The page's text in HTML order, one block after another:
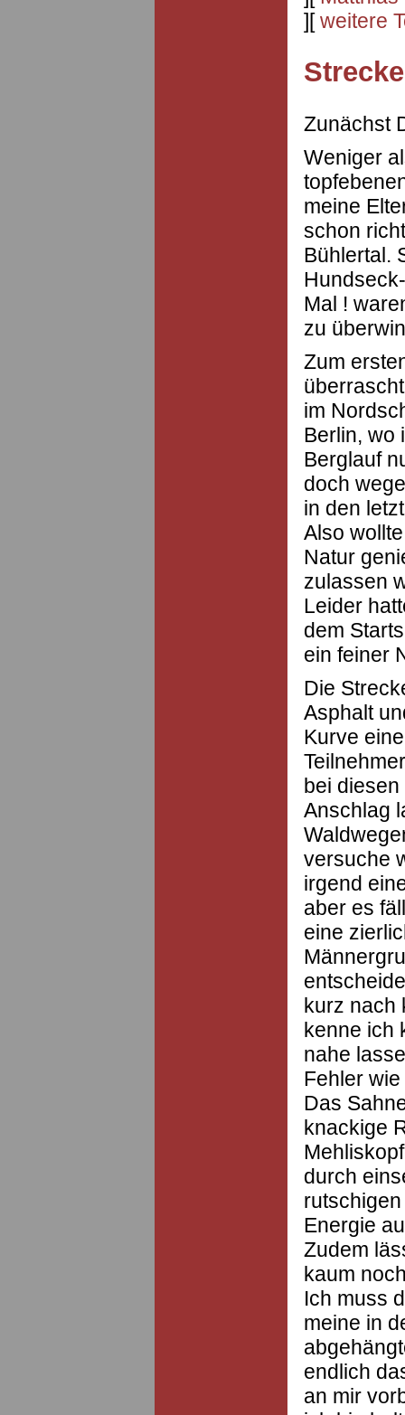
][weitere
Zunächst
Weniger
meine
schon
Bühlertal.
Mal !
zu
Zum
im
Berlin, wo
Berglauf
doch
in den
Also
Natur
zulassen
Leider
dem
ein feiner
Die
Asphalt
Kurve
bei
Anschlag
versuche
irgend
aber es
eine
kurz nach
kenne ich
nahe
Fehler
Das
knackige
durch
Energie
Zudem
kaum
Ich muss
meine in
endlich
an mir